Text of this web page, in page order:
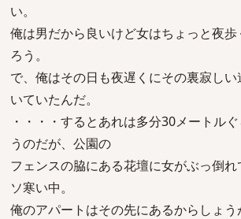
い。
俺は男だから良いけど女はちょっと夜
ろう。
で、俺はその日も夜遅くにその裏寂し
いていたんだ。
・・・・するとあれは多分30メートル
うのだが、公園の
フェンスの脇にある花壇に女がぶっ倒れ
ソ寒い中。
俺のアパートはその先にあるからしょ